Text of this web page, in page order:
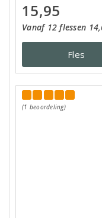
15,95
Vanaf 12 flessen
Fles
(1 beoordeling)